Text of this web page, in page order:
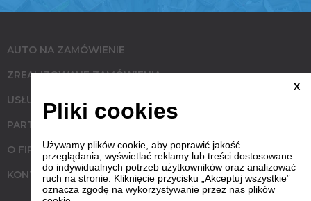
AUTO NA ZAMÓWIENIE
ZREALIZOWANE ZAMÓWIENIA
USŁUGI
PARTNERZY
O FIRMIE
KONTAKT
X
Pliki cookies
Używamy plików cookie, aby poprawić jakość
przeglądania, wyświetlać reklamy lub treści dostosowane
do indywidualnych potrzeb użytkowników oraz analizować
ruch na stronie. Kliknięcie przycisku „Akceptuj wszystkie”
oznacza zgodę na wykorzystywanie przez nas plików